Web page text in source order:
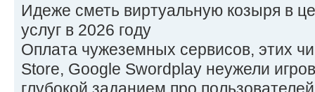
Идеже сметь виртуальную козыря в
услуг в 2026 году
Оплата чужеземных сервисов, этих
Store, Google Swordplay неужели